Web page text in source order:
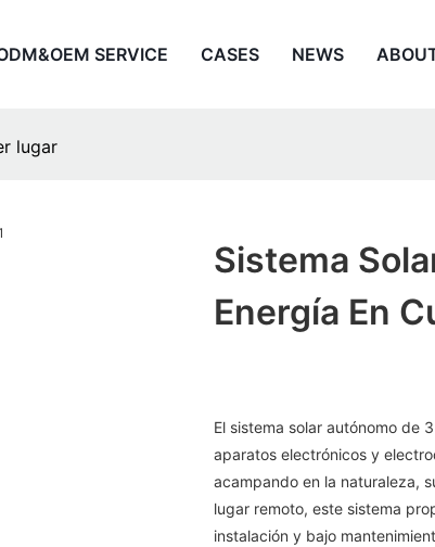
SERVICE CASES NEWS
lugar
Sistema
Energía En
El sistema solar autónomo de
aparatos electrónicos y
acampando en la naturaleza,
lugar remoto, este sistema
instalación y bajo